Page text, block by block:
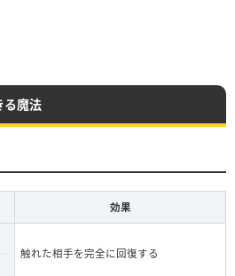
る魔法
効果
触れた相手を完全に回復する